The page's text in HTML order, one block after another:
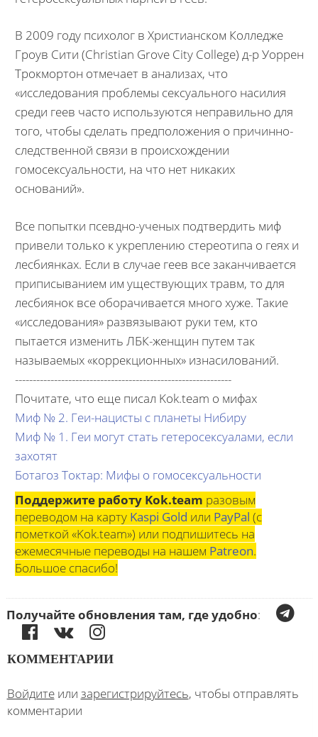
В 2009 году психолог в Христианском Колледже
Гроув Сити (Christian Grove City College) д-р Уоррен
Трокмортон отмечает в анализах, что
«исследования проблемы сексуального насилия
среди геев часто используются неправильно для
того, чтобы сделать предположения о причинно-
следственной связи в происхождении
гомосексуальности, на что нет никаких
оснований».
Все попытки псевдно-ученых подтвердить миф
привели только к укреплению стереотипа о геях и
лесбиянках. Если в случае геев все заканчивается
приписыванием им уществующих травм, то для
лесбиянок все оборачивается много хуже. Такие
«исследования» развязывают руки тем, кто
пытается изменить ЛБК-женщин путем так
называемых «коррекционных» изнасилований.
-------------------------------------------------------------
Почитате, что еще писал Kok.team о мифах
Миф № 2. Геи-нацисты с планеты Нибиру
Миф № 1. Геи могут стать гетеросексуалами, если
захотят
Ботагоз Токтар: Мифы о гомосексуальности
Поддержите работу Kok.team разовым
переводом на карту Kaspi Gold или PayPal (с
пометкой «Kok.team») или подпишитесь на
ежемесячные переводы на нашем Patreon.
Большое спасибо!
Получайте обновления там, где удобно:
КОММЕНТАРИИ
Войдитеили зарегистрируйтесь, чтобы отправлять
комментарии